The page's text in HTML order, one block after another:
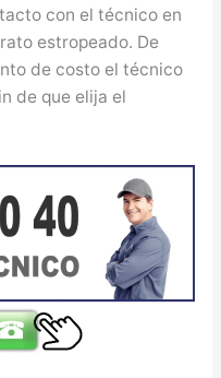
con el técnico en
estropeado. De
de costo el técnico
de que elija el